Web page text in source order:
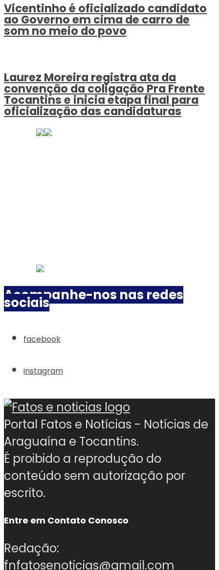
Vicentinho é oficializado candidato
ao Governo em cima de carro de
som no meio do povo
Laurez Moreira registra ata da
convenção da coligação Pra Frente
Tocantins e inicia etapa final para
oficialização das candidaturas
Acompanhe-nos nas redes
sociais
facebook
instagram
Portal Fatos e Notícias - Notícias de
Araguaína e Tocantins.
É proibido a reprodução do
conteúdo sem autorização por
escrito.
Entre em Contato Conosco
Redação:
fnfatosenoticias@gmail.com